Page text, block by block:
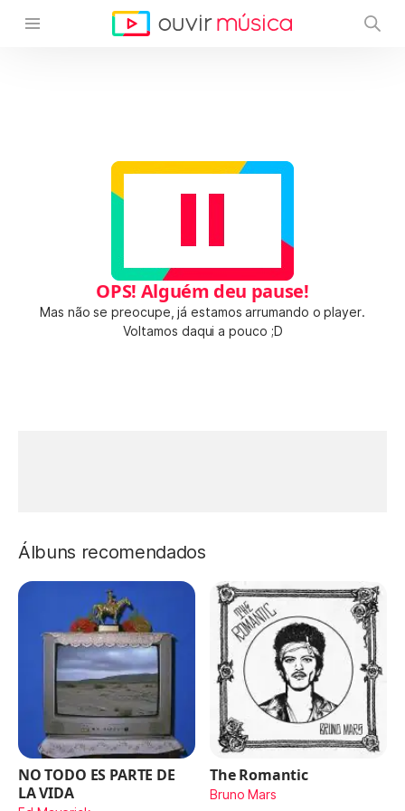
OPS! Alguém deu pause!
Mas não se preocupe, já estamos arrumando o player.
Voltamos daqui a pouco ;D
Álbuns recomendados
NO TODO ES PARTE DE
LA VIDA
The Romantic
Bruno Mars